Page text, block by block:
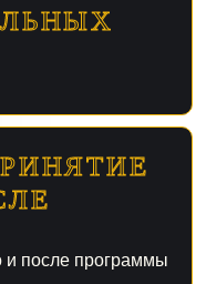
и после программы